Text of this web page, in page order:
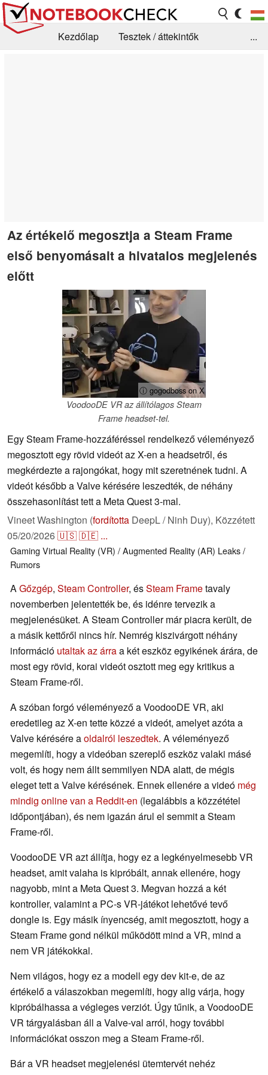
Kezdőlap
Tesztek / áttekintők
...
Az értékelő megosztja a Steam Frame
első benyomásait a hivatalos megjelenés
előtt
ⓘ gogodboss on X
VoodooDE VR az állítólagos Steam
Frame headset-tel.
Egy Steam Frame-hozzáféréssel rendelkező véleményező
megosztott egy rövid videót az X-en a headsetről, és
megkérdezte a rajongókat, hogy mit szeretnének tudni. A
videót később a Valve kérésére leszedték, de néhány
összehasonlítást tett a Meta Quest 3-mal.
Vineet Washington (fordította DeepL / Ninh Duy), Közzétett
05/20/2026🇺🇸🇩🇪 ...
Gaming Virtual Reality (VR) / Augmented Reality (AR) Leaks /
Rumors
AGőzgép, Steam Controller, ésSteam Frametavaly
novemberben jelentették be, és idénre tervezik a
megjelenésüket. A Steam Controller már piacra került, de
a másik kettőről nincs hír. Nemrég kiszivárgott néhány
információ utaltak az árraa két eszköz egyikének árára, de
most egy rövid, korai videót osztott meg egy kritikus a
Steam Frame-ről.
A szóban forgó véleményező a VoodooDE VR, aki
eredetileg az X-en tette közzé a videót, amelyet azóta a
Valve kérésére aoldalról leszedtek. A véleményező
megemlíti, hogy a videóban szereplő eszköz valaki másé
volt, és hogy nem állt semmilyen NDA alatt, de mégis
eleget tett a Valve kérésének. Ennek ellenére a videó még
mindig online van a Reddit-en (legalábbis a közzététel
időpontjában), és nem igazán árul el semmit a Steam
Frame-ről.
VoodooDE VR azt állítja, hogy ez a legkényelmesebb VR
headset, amit valaha is kipróbált, annak ellenére, hogy
nagyobb, mint a Meta Quest 3. Megvan hozzá a két
kontroller, valamint a PC-s VR-játékot lehetővé tevő
dongle is. Egy másik ínyencség, amit megosztott, hogy a
Steam Frame gond nélkül működött mind a VR, mind a
nem VR játékokkal.
Nem világos, hogy ez a modell egy dev kit-e, de az
értékelő a válaszokban megemlíti, hogy alig várja, hogy
kipróbálhassa a végleges verziót. Úgy tűnik, a VoodooDE
VR tárgyalásban áll a Valve-val arról, hogy további
információkat osszon meg a Steam Frame-ről.
Bár a VR headset megjelenési ütemtervét nehéz